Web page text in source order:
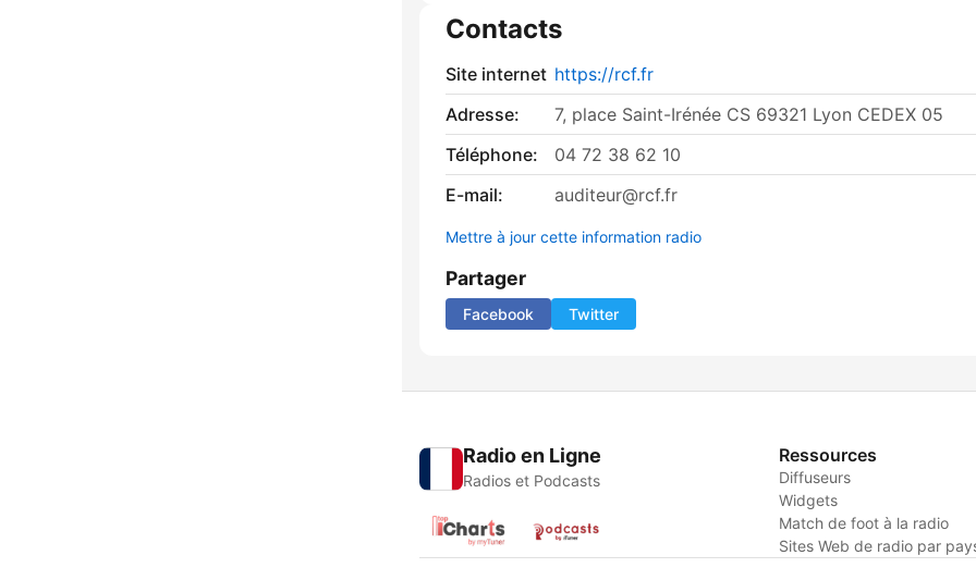
Contacts
Site internet https://rcf.fr
Adresse:
7, place Saint-Irénée CS 69321 Lyon CEDEX 05
Téléphone:
04 72 38 62 10
E-mail:
auditeur@rcf.fr
Mettre à jour cette information radio
Partager
Facebook Twitter
Radio en Ligne
Radios et Podcasts
Ressources
Diffuseurs
Widgets
Match de foot à la radio
Sites Web de radio par